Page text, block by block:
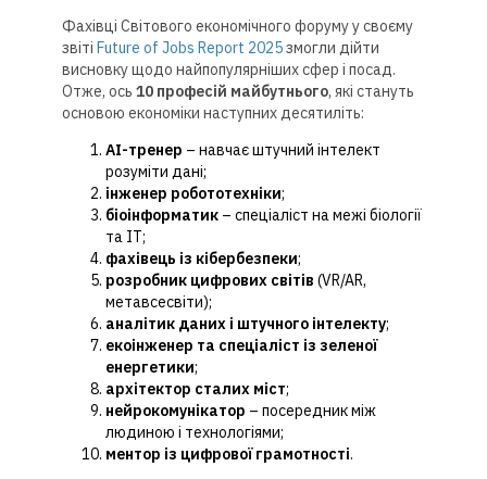
Фахівці Світового економічного форуму у своєму
звіті Future of Jobs Report 2025змогли дійти
висновку щодо найпопулярніших сфер і посад.
Отже, ось 10 професій майбутнього, які стануть
основою економіки наступних десятиліть:
AI-тренер – навчає штучний інтелект
розуміти дані;
інженер робототехніки;
біоінформатик– спеціаліст на межі біології
та ІТ;
фахівець із кібербезпеки;
розробник цифрових світів (VR/AR,
метавсесвіти);
аналітик даних і штучного інтелекту;
екоінженер та спеціаліст із зеленої
енергетики;
архітектор сталих міст;
нейрокомунікатор – посередник між
людиною і технологіями;
ментор із цифрової грамотності.